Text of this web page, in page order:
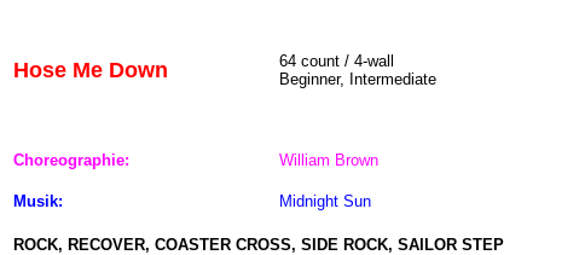
Hose Me Down 64 count / 4-wall
Beginner, Intermediate
Choreographie: William Brown
Musik: Midnight Sun
ROCK, RECOVER, COASTER CROSS, SIDE ROCK, SAILOR STEP